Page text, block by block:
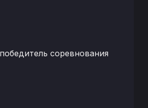
соревнования